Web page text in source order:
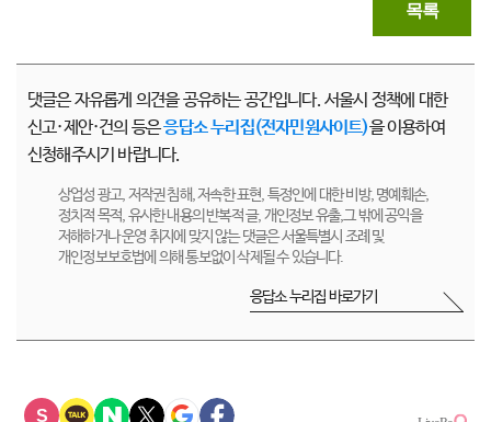
목록
댓글은 자유롭게 의견을 공유하는 공간입니다. 서울시 정책에 대한
신고·제안·건의 등은응답소 누리집(전자민원사이트)을 이용하여
신청해주시기 바랍니다.
상업성 광고, 저작권 침해, 저속한 표현, 특정인에 대한 비방, 명예훼손,
정치적 목적, 유사한 내용의 반복적 글, 개인정보 유출,그 밖에 공익을
저해하거나 운영 취지에 맞지 않는 댓글은 서울특별시 조례 및
개인정보보호법에 의해 통보없이 삭제될 수 있습니다.
응답소 누리집 바로가기